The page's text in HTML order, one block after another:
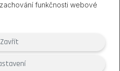
společnost ZONER a.s. |
funkčnosti webové
Zavřít